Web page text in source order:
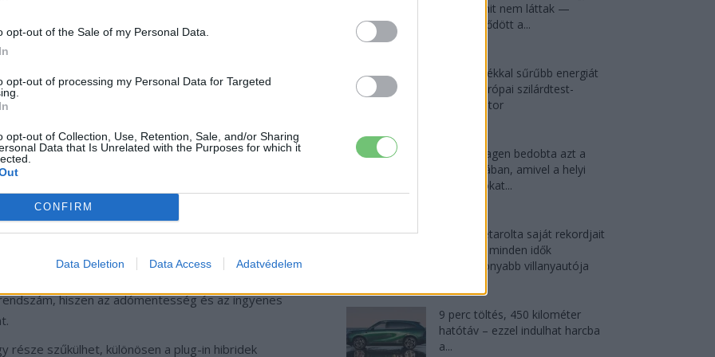
opt-out of the Sale of my Personal Data.
opt-out of processing my Personal Data for Targeted
opt-out of Collection, Use, Retention, Sale, and/or Sharing
Data that Is Unrelated with the Purposes for which it
CONFIRM
Data Deletion Data Access Adatvédelem
a fenntarthatósági szemlélet szimbóluma is. Egyre
ahol a zöld rendszámos járművek
költségmegtakarítást jelentenek,
ma már a vállalati kommunikáció
hiszen az adómentesség és az ingyenes
része szűkülhet, különösen a plug-in hibridek
autót, amit nem láttak —
megkezdődött a...
25 százalékkal sűrűbb energiát
rejt az európai szilárdtest-
akkumulátor
A Volkswagen bedobta azt a
lapot Kínában, amivel a helyi
EV-gyártókat...
Az Audi letarolta saját rekordjait
— készül minden idők
leghatékonyabb villanyautója
9 perc töltés, 450 kilométer
hatótáv – ezzel indulhat harcba
a...